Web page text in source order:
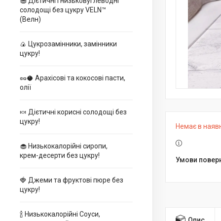
солодощі без цукру VELN™
(Велн)
🍙 Цукрозамінники, замінники
цукру!
🥜🥥 Арахісові та кокосові пасти,
олії
🍬 Дієтичні корисні солодощі без
цукру!
🧁 Низькокалорійні сиропи,
крем-десерти без цукру!
🍓 Джеми та фруктові пюре без
цукру!
🍾 Низькокалорійні Соуси,
Немає в